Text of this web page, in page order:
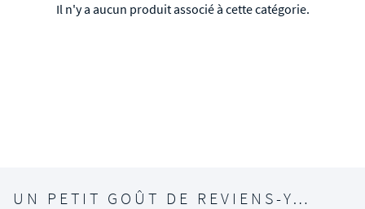
Il n'y a aucun produit associé à cette catégorie.
UN PETIT GOÛT DE REVIENS-Y…